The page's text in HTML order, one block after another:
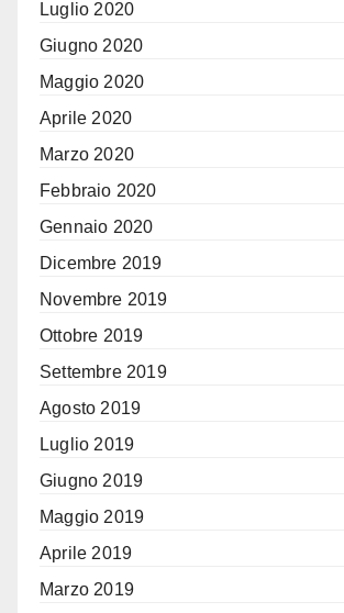
Luglio 2020
Giugno 2020
Maggio 2020
Aprile 2020
Marzo 2020
Febbraio 2020
Gennaio 2020
Dicembre 2019
Novembre 2019
Ottobre 2019
Settembre 2019
Agosto 2019
Luglio 2019
Giugno 2019
Maggio 2019
Aprile 2019
Marzo 2019